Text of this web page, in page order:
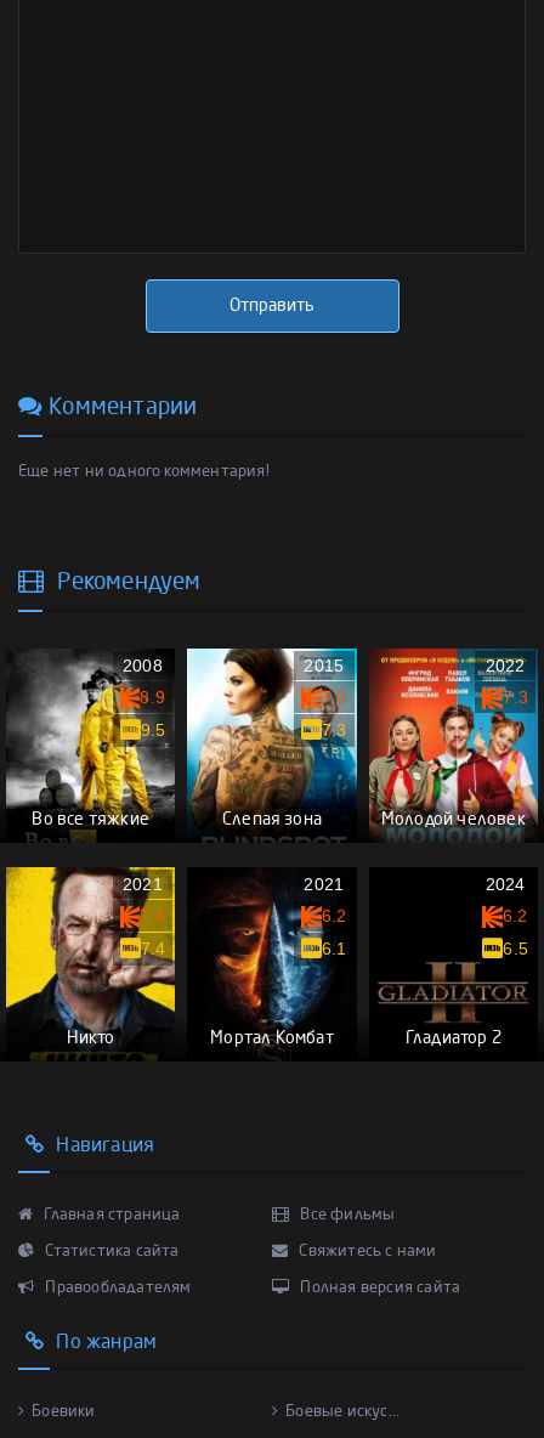
Отправить
Комментарии
Еще нет ни одного комментария!
Рекомендуем
Во все тяжкие
2008
8.9
9.5
Слепая зона
2015
7.0
7.3
Молодой человек
2022
7.3
Никто
2021
7.4
7.4
Мортал Комбат
2021
6.2
6.1
Гладиатор 2
2024
6.2
6.5
Навигация
Главная страница Все фильмы
Статистика сайта Свяжитесь с нами
Правообладателям Полная версия сайта
По жанрам
Боевики Боевые искус...